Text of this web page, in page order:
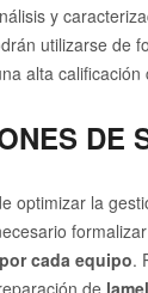
y
utilizarse de
alta calificación
DE
optimizar la
formalizar
cada equipo.
de